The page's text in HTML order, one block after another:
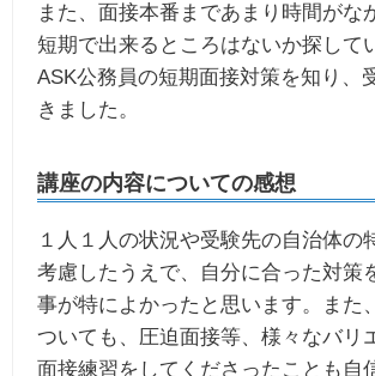
また、面接本番まであまり時間がな
短期で出来るところはないか探して
ASK公務員の短期面接対策を知り、
きました。
講座の内容についての感想
１人１人の状況や受験先の自治体の
考慮したうえで、自分に合った対策
事が特によかったと思います。また
ついても、圧迫面接等、様々なバリ
面接練習をしてくださったことも自